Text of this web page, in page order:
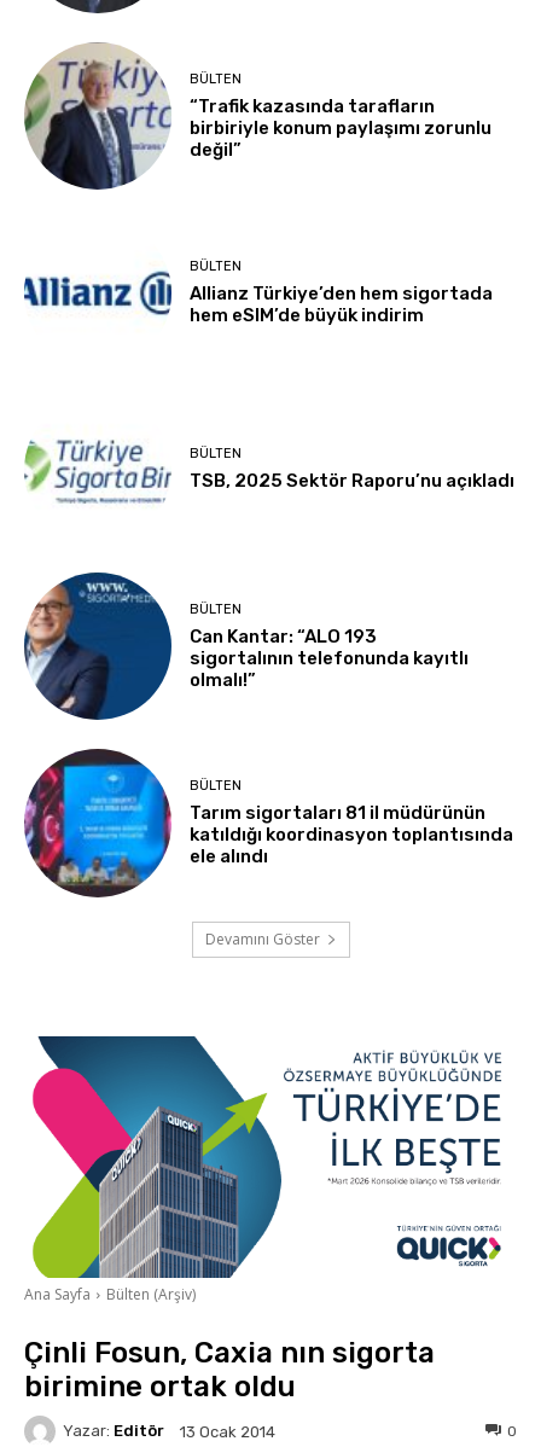
BÜLTEN
“Trafik kazasında tarafların
birbiriyle konum paylaşımı zorunlu
değil”
BÜLTEN
Allianz Türkiye’den hem sigortada
hem eSIM’de büyük indirim
BÜLTEN
TSB, 2025 Sektör Raporu’nu açıkladı
BÜLTEN
Can Kantar: “ALO 193
sigortalının telefonunda kayıtlı
olmalı!”
BÜLTEN
Tarım sigortaları 81 il müdürünün
katıldığı koordinasyon toplantısında
ele alındı
Devamını Göster